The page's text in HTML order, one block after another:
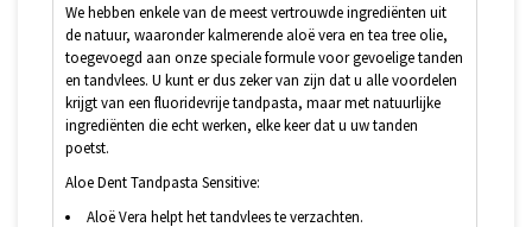
We hebben enkele van de meest vertrouwde ingrediënten uit
de natuur, waaronder kalmerende aloë vera en tea tree olie,
toegevoegd aan onze speciale formule voor gevoelige tanden
en tandvlees. U kunt er dus zeker van zijn dat u alle voordelen
krijgt van een fluoridevrije tandpasta, maar met natuurlijke
ingrediënten die echt werken, elke keer dat u uw tanden
poetst.
Aloe Dent Tandpasta Sensitive:
Aloë Vera helpt het tandvlees te verzachten.